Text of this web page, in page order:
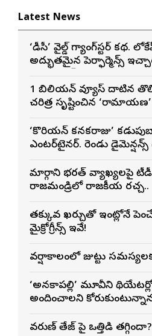
Latest News
‘డీసీ’ వైల్డ్ గ్యాంగ్‌స్టర్ కథ.
అద్భుతమైన పెర్ఫార్మెన్స్
1 బిలియన్ వ్యూస్ దాటిన
చరిత్ర సృష్టించిన
‘కొరియన్ కనకరాజు’
ఎంటర్‌టైనర్. రెండు
మార్గాని భరత్ వ్యాఖ్యలపై
రాజమండ్రిలో రాజకీయ రచ్చ..
తక్కువ ఖర్చుతో ఇంట్లోనే
మైక్రోగ్రీన్స్ ఇవే!
వర్షాకాలంలో జుట్టు
‘అనకాపల్లి’ మూవీని
అందించాలని
వరుణ్ తేజ్‌ పై ఒత్తిడి